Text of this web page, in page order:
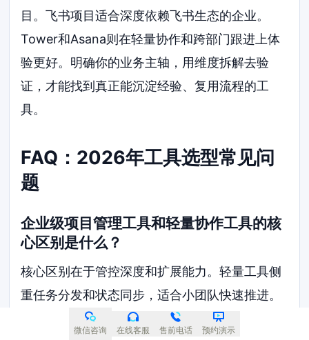
目。飞书项目适合深度依赖飞书生态的企业。
Tower和Asana则在轻量协作和跨部门跟进上体
验更好。明确你的业务主轴，用维度拆解去验
证，才能找到真正能沉淀经验、复用流程的工
具。
FAQ：2026年工具选型常见问
题
企业级项目管理工具和轻量协作工具的核
心区别是什么？
核心区别在于管控深度和扩展能力。轻量工具侧
重任务分发和状态同步，适合小团队快速推进。
企业级工具必须支持复杂权限配置、跨项目资源
微信咨询 在线客服 售前电话 预约演示